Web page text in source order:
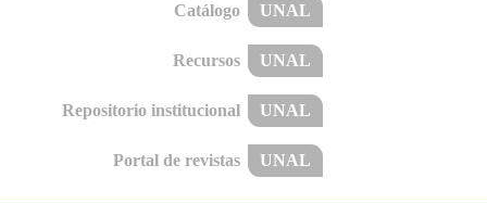
Catálogo UNAL
Recursos UNAL
Repositorio institucional UNAL
Portal de revistas UNAL